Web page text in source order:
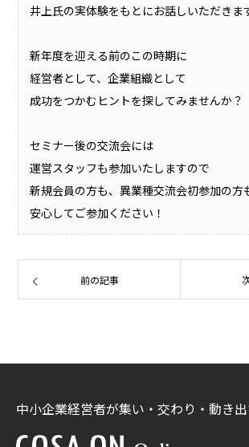
井上氏の実体験をもとにお話しいただきま
新年度を迎える前のこの時期に
経営者として、企業組織として
成功をつかむヒントを探してみませんか？
セミナー後の交流会には
運営スタッフも参加いたしますので
新規会員の方も、異業種交流会初参加の方
安心してご参加ください！
前の記事
中小企業経営者が集い・交わり・動き